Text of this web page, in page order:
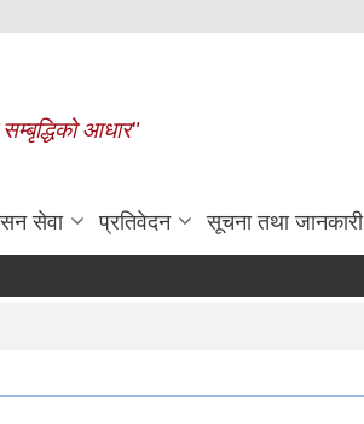
आधार"
सेवा प्रतिवेदन सूचना तथा जानकारी